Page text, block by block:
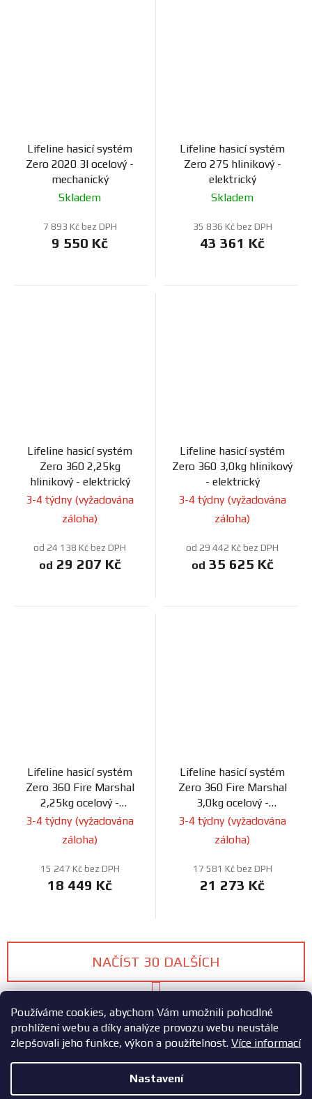
Používáme cookies, abychom Vám umožnili pohodlné
prohlížení webu a díky analýze provozu webu neustále
zlepšovali jeho funkce, výkon a použitelnost. Více informací
Nastavení
Lifeline hasicí systém
Zero 2020 3l ocelový -
mechanický
Skladem
7 893 Kč bez DPH
9 550 Kč
Lifeline hasicí systém
Zero 275 hlinikový -
elektrický
Skladem
35 836 Kč bez DPH
43 361 Kč
Lifeline hasicí systém
Zero 360 2,25kg
hlinikový - elektrický
3-4 týdny (vyžadována
záloha)
od 24 138 Kč bez DPH
od 29 207 Kč
Lifeline hasicí systém
Zero 360 3,0kg hlinikový
- elektrický
3-4 týdny (vyžadována
záloha)
od 29 442 Kč bez DPH
od 35 625 Kč
Lifeline hasicí systém
Zero 360 Fire Marshal
2,25kg ocelový -
mechanický
3-4 týdny (vyžadována
záloha)
15 247 Kč bez DPH
18 449 Kč
Lifeline hasicí systém
Zero 360 Fire Marshal
3,0kg ocelový -
mechanický
3-4 týdny (vyžadována
záloha)
17 581 Kč bez DPH
21 273 Kč
O
v
l
á
d
NAČÍST 30 DALŠÍCH
S
r
á
n
o
v
á
68 položek celkem